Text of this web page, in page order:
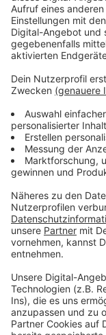
Headliner-Show
15. und am 22.
performte. Vor
Publikums
überwältigend
House" auf dem
vielsprechenden
Anzeige
Wir